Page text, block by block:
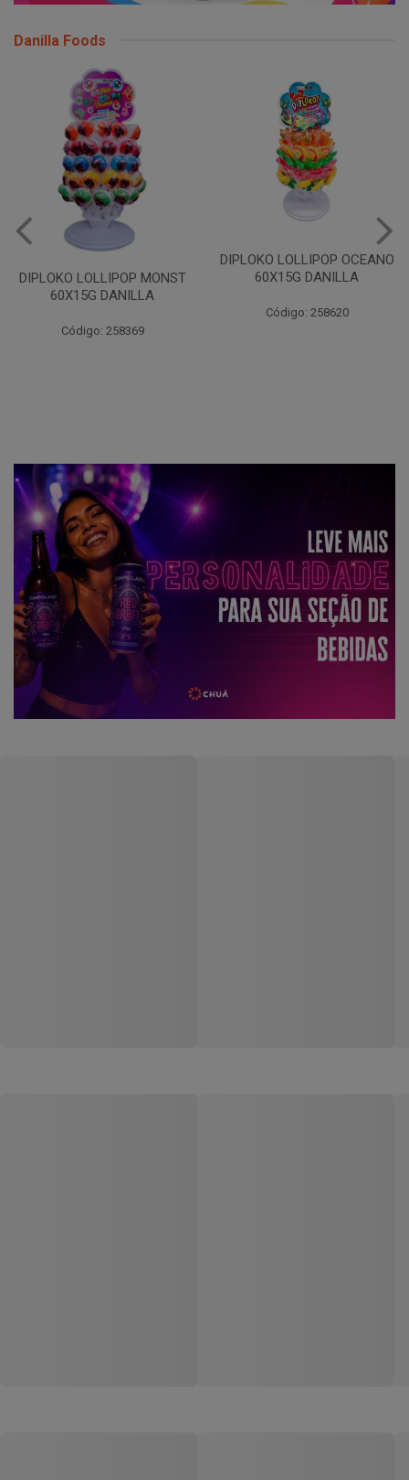
Danilla Foods
DIPLOKO LOLLIPOP MONST
60X15G DANILLA
Código: 258369
DIPLOKO LOLLIPOP OCEANO
60X15G DANILLA
Código: 258620